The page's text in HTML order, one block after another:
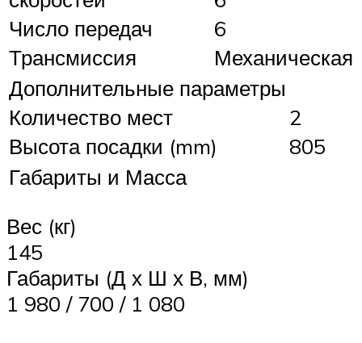
Число передач
6
Трансмиссия
Механическая
Дополнительные параметры
Количество мест
2
Высота посадки (mm)
805
Габариты и Масса
Вес (кг)
145
Габариты (Д х Ш х В, мм)
1 980 / 700 / 1 080